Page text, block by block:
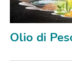
Olio di